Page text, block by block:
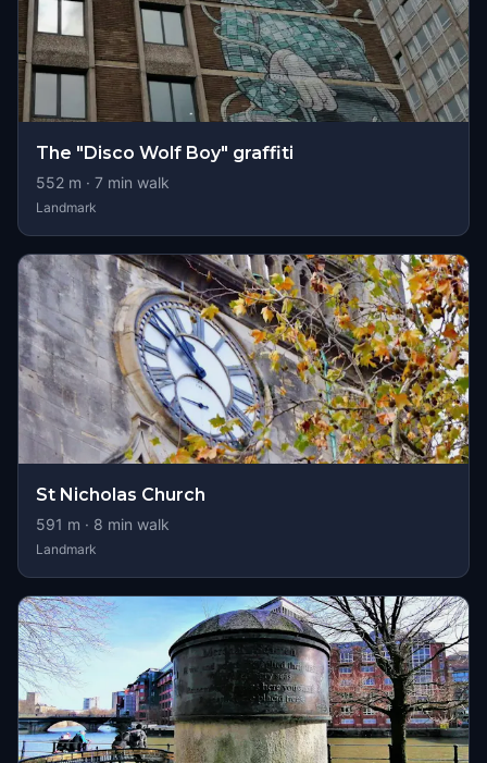
The "Disco Wolf Boy" graffiti
552 m · 7 min walk
Landmark
St Nicholas Church
591 m · 8 min walk
Landmark